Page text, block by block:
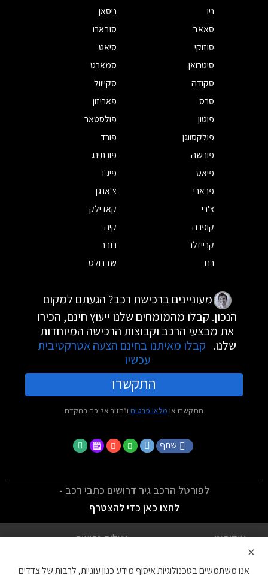
ניו
ניסאן
סאאב
סובארו
סוזוקי
סיאט
סיטרואן
סמארט
סקודה
סקייוול
סרס
פאריזון
פוטון
פולסטאר
פולקסווגן
פורד
פורשה
פורתינג
פיאט
פיג'ו
פרארי
צ'אנגן
צ'רי
קאדילק
קופרה
קיה
קרייזלר
רובר
רנו
שברולט
מעוניינים ברכישת רכב? הגעתם למקום
הנכון. קבלו מהמומחים שלנו ייעוץ חינם, הכירו
את מבצעי הרכב וקבוצות הרכישה המיוחדות
שלנו. קבלו מאיתנו בחינם הצעה אטרקטיבית
עכשיו
התקשרו
התקשרו או מלאו פרטים ונחזור אליכם בהקדם
שתף
לפורטל הרכב גיר דרושים כתבי רכב -
לחצו כאן כדי להצטרף
אודותינו
שאלות נפוצות
×
אנו משתמשים בטכנולוגיות איסוף מידע כגון עוגיות, לרבות של צדדים